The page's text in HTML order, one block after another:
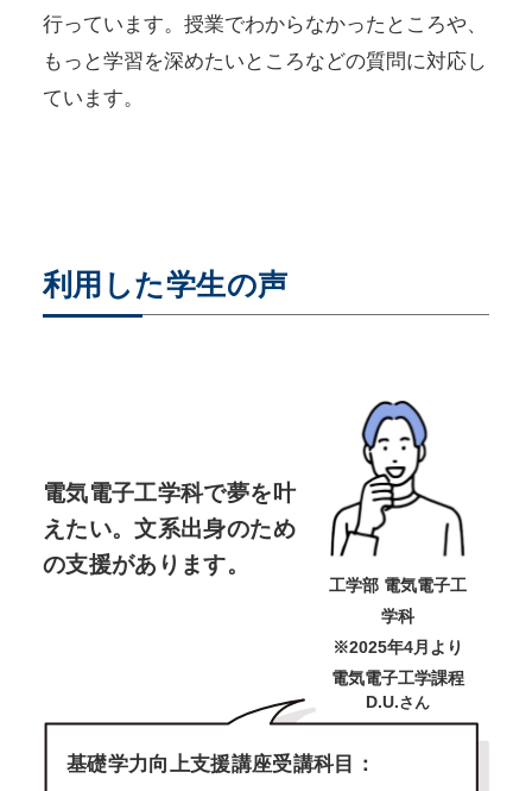
行っています。授業でわからなかったところや、
もっと学習を深めたいところなどの質問に対応し
ています。
利用した学生の声
電気電子工学科で夢を叶
えたい。文系出身のため
の支援があります。
工学部 電気電子工
学科
※2025年4月より
電気電子工学課程
D.U.さん
基礎学力向上支援講座受講科目：